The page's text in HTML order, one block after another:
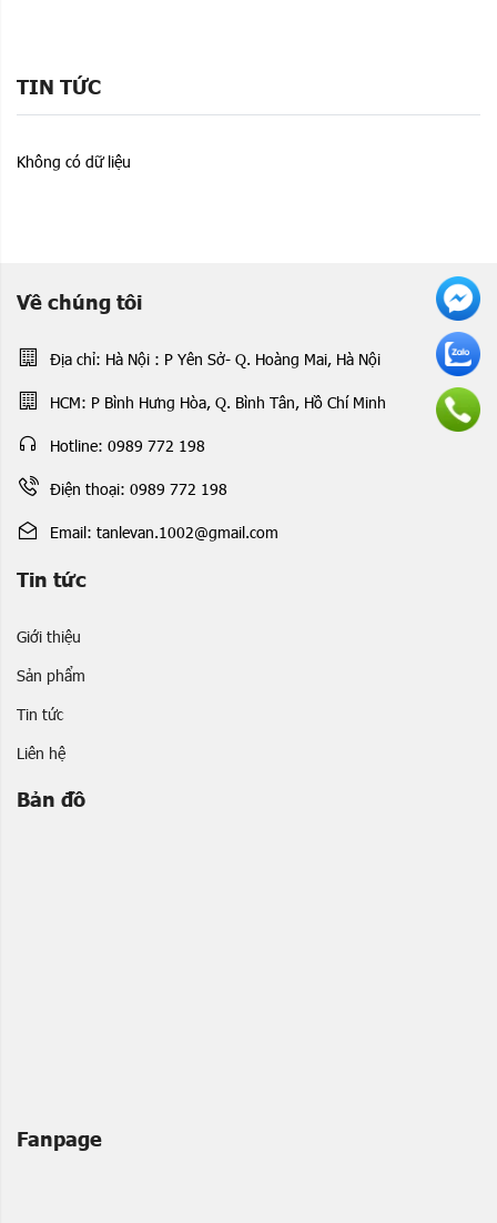
TIN TỨC
Không có dữ liệu
Về chúng tôi
Địa chỉ: Hà Nội : P Yên Sở- Q. Hoàng Mai, Hà Nội
HCM: P Bình Hưng Hòa, Q. Bình Tân, Hồ Chí Minh
Hotline: 0989 772 198
Điện thoại: 0989 772 198
Email: tanlevan.1002@gmail.com
Tin tức
Giới thiệu
Sản phẩm
Tin tức
Liên hệ
Bản đồ
Fanpage